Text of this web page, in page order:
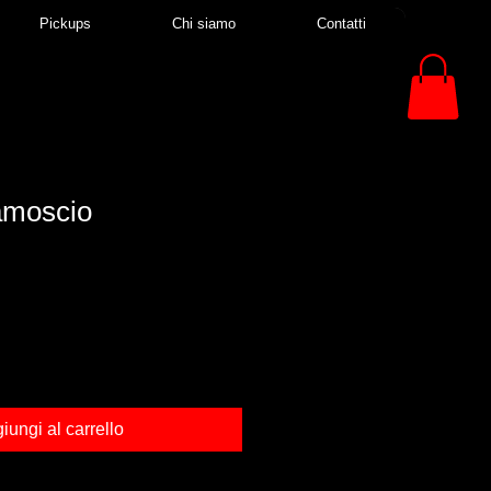
Pickups Chi siamo Contatti
al carrello